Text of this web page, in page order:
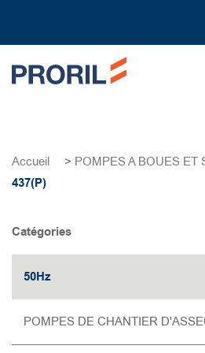
Accueil > POMPES A BOUES ET
437(P)
Catégories
50Hz
POMPES DE CHANTIER